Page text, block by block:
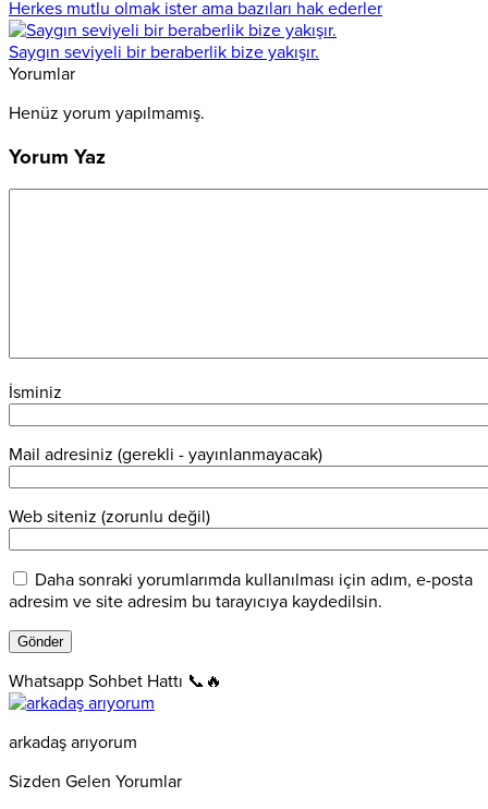
Herkes mutlu olmak ister ama bazıları hak ederler
Saygın seviyeli bir beraberlik bize yakışır.
Yorumlar
Henüz yorum yapılmamış.
Yorum Yaz
İsminiz
Mail adresiniz (gerekli - yayınlanmayacak)
Web siteniz (zorunlu değil)
Daha sonraki yorumlarımda kullanılması için adım, e-posta
adresim ve site adresim bu tarayıcıya kaydedilsin.
Whatsapp Sohbet Hattı 📞🔥
arkadaş arıyorum
Sizden Gelen Yorumlar